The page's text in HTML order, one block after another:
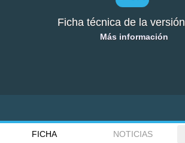
Ficha técnica de la versión
Más información
FICHA NOTICIAS